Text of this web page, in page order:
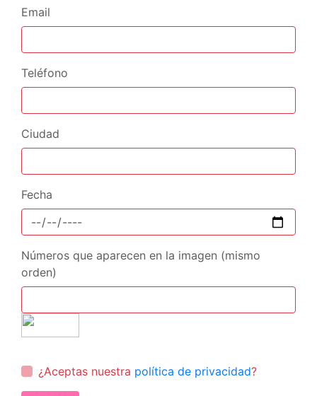
Email
Teléfono
Ciudad
Fecha
Números que aparecen en la imagen (mismo
orden)
¿Aceptas nuestra política de privacidad?